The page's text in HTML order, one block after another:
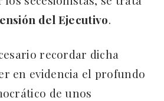
del Ejecutivo.
recordar dicha
en evidencia el profundo
de unos